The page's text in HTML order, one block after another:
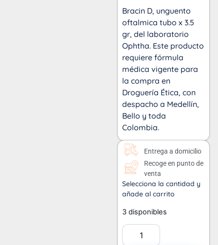
Bracin D, unguento
oftalmica tubo x 3.5
gr, del laboratorio
Ophtha. Este producto
requiere fórmula
médica vigente para
la compra en
Droguería Ética, con
despacho a Medellín,
Bello y toda
Colombia.
Entrega a domicilio
Recoge en punto de
venta
Selecciona la cantidad y
añade al carrito
3 disponibles